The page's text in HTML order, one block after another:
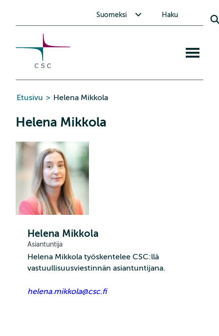
Suomeksi Haku
Etusivu > Helena Mikkola
Helena Mikkola
Helena Mikkola
Asiantuntija
Helena Mikkola työskentelee CSC:llä
vastuullisuusviestinnän asiantuntijana.
helena.mikkola@csc.fi